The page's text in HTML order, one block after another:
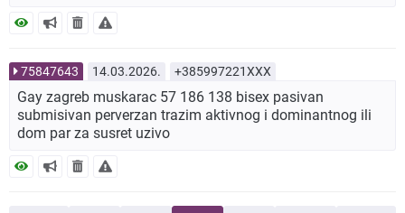
75847643 14.03.2026. +385997221XXX
Gay zagreb muskarac 57 186 138 bisex pasivan
submisivan perverzan trazim aktivnog i dominantnog ili
dom par za susret uzivo